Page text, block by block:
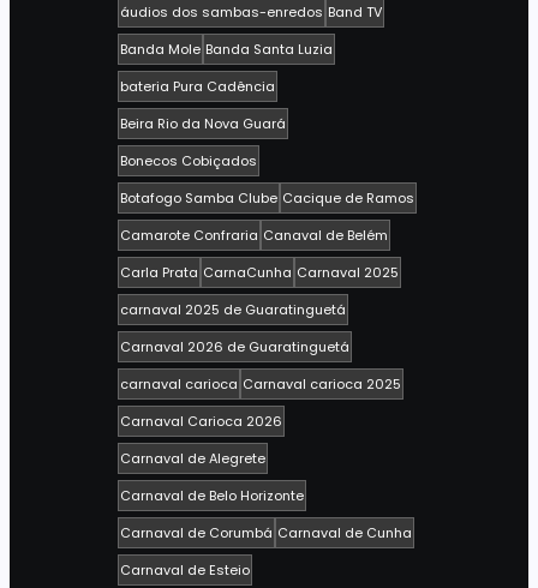
áudios dos sambas-enredos Band TV
Banda Mole Banda Santa Luzia
bateria Pura Cadência
Beira Rio da Nova Guará
Bonecos Cobiçados
Botafogo Samba Clube Cacique de Ramos
Camarote Confraria Canaval de Belém
Carla Prata CarnaCunha Carnaval 2025
carnaval 2025 de Guaratinguetá
Carnaval 2026 de Guaratinguetá
carnaval carioca Carnaval carioca 2025
Carnaval Carioca 2026
Carnaval de Alegrete
Carnaval de Belo Horizonte
Carnaval de Corumbá Carnaval de Cunha
Carnaval de Esteio